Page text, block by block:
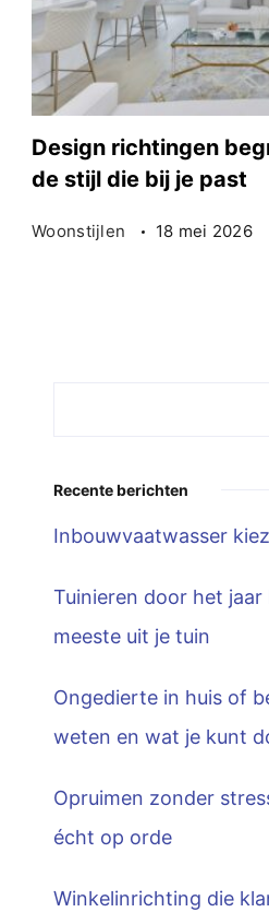
Design richtingen
de stijl die bij je past
Woonstijlen 18 mei 2026
Recente berichten
Inbouwvaatwasser
Tuinieren door het jaar
meeste uit je tuin
Ongedierte in huis of
weten en wat je kunt
Opruimen zonder
écht op orde
Winkelinrichting die